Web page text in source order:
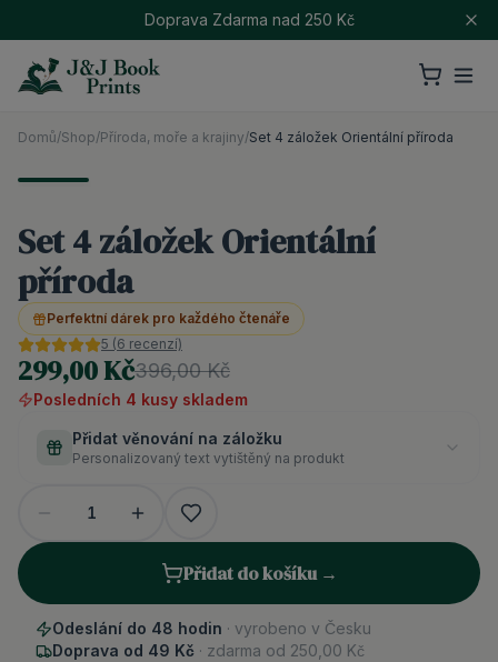
Doprava Zdarma nad 250 Kč
Domů/Shop/Příroda, moře a krajiny/Set 4 záložek Orientální příroda
Set 4 záložek Orientální
příroda
Perfektní dárek pro každého čtenáře
5 (6 recenzí)
299,00 Kč396,00 Kč
Posledních 4 kusy skladem
Přidat věnování na záložku
Personalizovaný text vytištěný na produkt
1
Přidat do košíku →
Odeslání do 48 hodin · vyrobeno v Česku
Doprava od 49 Kč · zdarma od 250,00 Kč